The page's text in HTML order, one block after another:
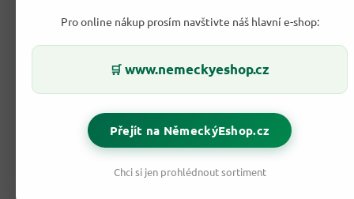
Pro online nákup prosím navštivte náš hlavní e-shop:
🛒 www.nemeckyeshop.cz
Přejít na NěmeckýEshop.cz
Chci si jen prohlédnout sortiment
Prostředek není vhodný na úklid skleněných ploch. Pro úklid
skleněných ploch bychom doporučili prostředky na úklid a
Perfekní úklid a čištění - Der General odstraní i ty
nejodolnější nečistoty a mastnoty.
Vám zaručí ještě dlouho po čištění skvělý zážitek.